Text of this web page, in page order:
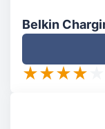
Belkin